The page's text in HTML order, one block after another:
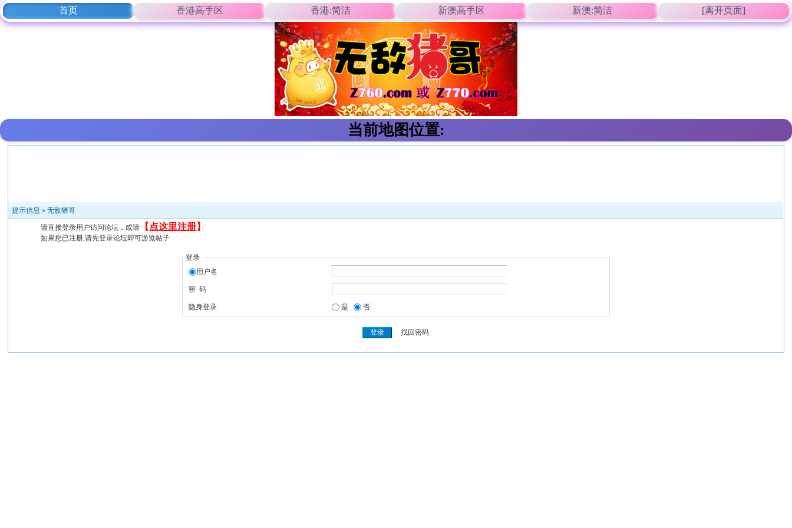
首页 香港高手区 香港:简洁 新澳高手区 新澳:简洁 [离开页面]
当前地图位置:
提示信息 »无敌猪哥
请直接登录用户访问论坛，或请 【 点这里注册】
如果您已注册,请先登录论坛即可游览帖子
登录
用户名
密 码
隐身登录 是 否
找回密码